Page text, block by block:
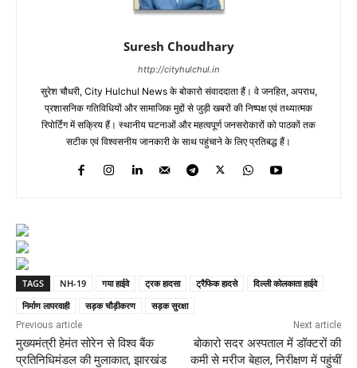
Suresh Choudhary
http://cityhulchul.in
सुरेश चौधरी, City Hulchul News के बोकारो संवाददाता हैं। वे जनहित, अपराध,
प्रशासनिक गतिविधियों और सामाजिक मुद्दों से जुड़ी खबरों की निष्पक्ष एवं तथ्यात्मक
रिपोर्टिंग में सक्रिय हैं। स्थानीय घटनाओं और महत्वपूर्ण जनसरोकारों को पाठकों तक
सटीक एवं विश्वसनीय जानकारी के साथ पहुंचाने के लिए प्रतिबद्ध हैं।
TAGS NH-19 गया हाईवे ट्रक हादसा ट्रैफिक हादसे
दिल्ली कोलकाता हाईवे
निर्माण लापरवाही
सड़क चौड़ीकरण सड़क सुरक्षा
Previous article
मुख्यमंत्री हेमंत सोरेन से विश्व बैंक
प्रतिनिधिमंडल की मुलाकात, झारखंड
Next article
बोकारो सदर अस्पताल में डॉक्टरों की
कमी से मरीज बेहाल, निरीक्षण में पहुंचीं